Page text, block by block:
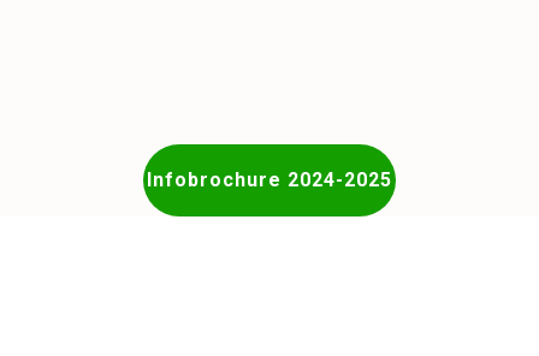
Infobrochure 2024-2025